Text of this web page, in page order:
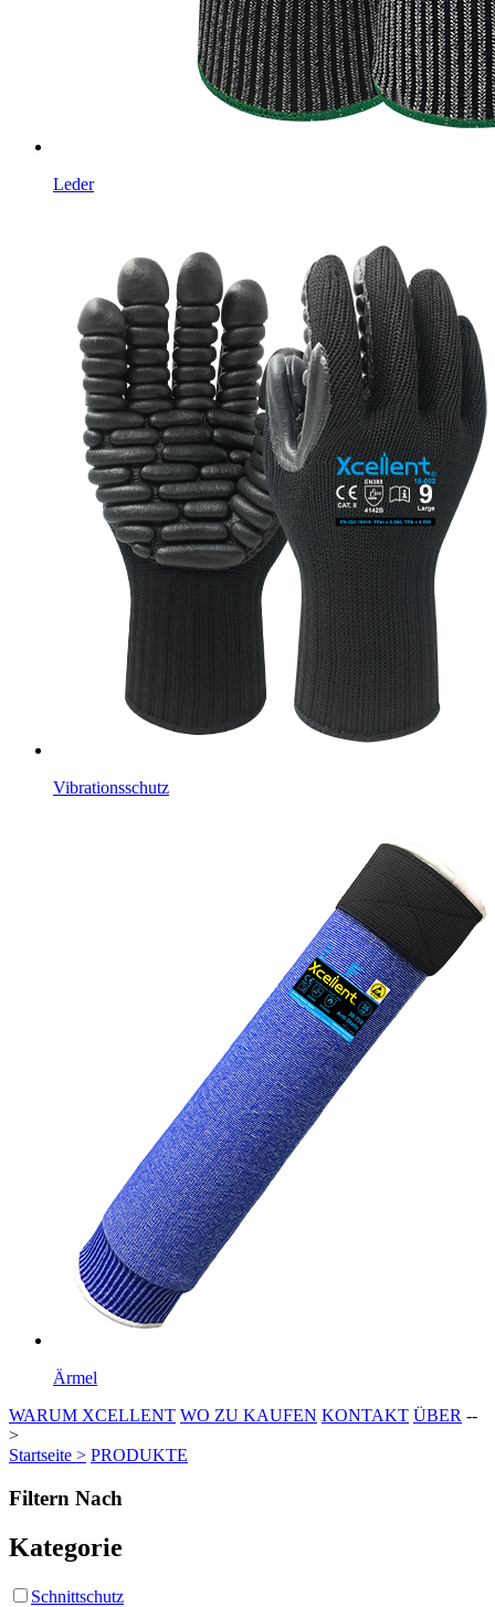
Leder
Vibrationsschutz
Ärmel
WARUM XCELLENT WO ZU KAUFEN KONTAKT ÜBER --
>
Startseite > PRODUKTE
Filtern Nach
Kategorie
Schnittschutz